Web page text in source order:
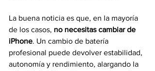
La buena noticia es que, en la mayoría
de los casos, no necesitas cambiar de
iPhone. Un cambio de batería
profesional puede devolver estabilidad,
autonomía y rendimiento, alargando la